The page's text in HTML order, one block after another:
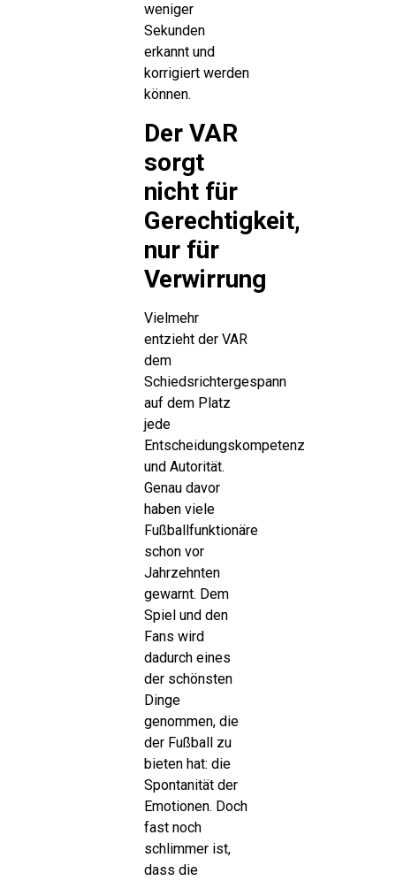
weniger
Sekunden
erkannt und
korrigiert werden
können.
Der VAR
sorgt
nicht für
Gerechtigkeit,
nur für
Verwirrung
Vielmehr
entzieht der VAR
dem
Schiedsrichtergespann
auf dem Platz
jede
Entscheidungskompetenz
und Autorität.
Genau davor
haben viele
Fußballfunktionäre
schon vor
Jahrzehnten
gewarnt. Dem
Spiel und den
Fans wird
dadurch eines
der schönsten
Dinge
genommen, die
der Fußball zu
bieten hat: die
Spontanität der
Emotionen. Doch
fast noch
schlimmer ist,
dass die